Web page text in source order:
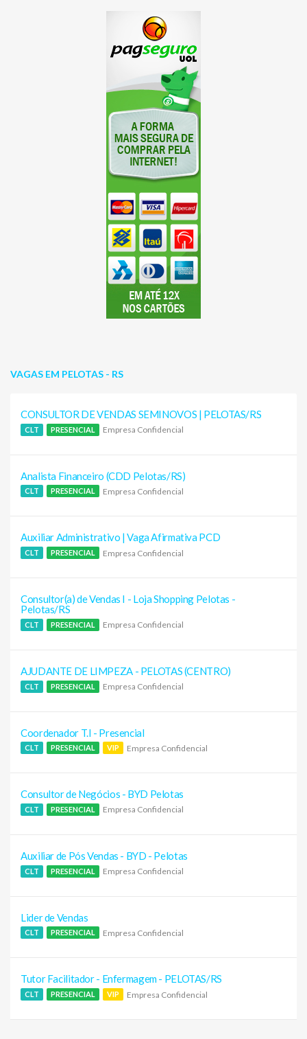
VAGAS EM PELOTAS - RS
CONSULTOR DE VENDAS SEMINOVOS | PELOTAS/RS
CLT PRESENCIAL Empresa Confidencial
Analista Financeiro (CDD Pelotas/RS)
CLT PRESENCIAL Empresa Confidencial
Auxiliar Administrativo | Vaga Afirmativa PCD
CLT PRESENCIAL Empresa Confidencial
Consultor(a) de Vendas I - Loja Shopping Pelotas -
Pelotas/RS
CLT PRESENCIAL Empresa Confidencial
AJUDANTE DE LIMPEZA - PELOTAS (CENTRO)
CLT PRESENCIAL Empresa Confidencial
Coordenador T.I - Presencial
CLT PRESENCIAL VIP Empresa Confidencial
Consultor de Negócios - BYD Pelotas
CLT PRESENCIAL Empresa Confidencial
Auxiliar de Pós Vendas - BYD - Pelotas
CLT PRESENCIAL Empresa Confidencial
Lider de Vendas
CLT PRESENCIAL Empresa Confidencial
Tutor Facilitador - Enfermagem - PELOTAS/RS
CLT PRESENCIAL VIP Empresa Confidencial